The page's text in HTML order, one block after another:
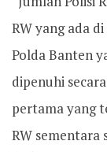
RW yang ada
Polda Banten
dipenuhi
pertama yang
RW sementara